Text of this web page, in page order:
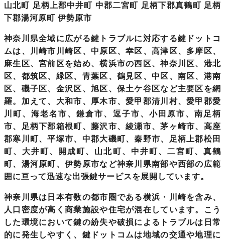
山北町 足柄上郡中井町 中郡二宮町 足柄下郡真鶴町 足柄
下郡湯河原町 伊勢原市
神奈川県全域に広がる鍵トラブルに対応する鍵ドットコ
ムは、川崎市川崎区、中原区、幸区、高津区、多摩区、
麻生区、宮前区を始め、横浜市の西区、神奈川区、港北
区、都筑区、緑区、青葉区、鶴見区、中区、南区、港南
区、磯子区、金沢区、旭区、保土ケ谷区など主要区を網
羅。加えて、大和市、厚木市、愛甲郡清川村、愛甲郡愛
川町、海老名市、鎌倉市、逗子市、小田原市、南足柄
市、足柄下郡箱根町、藤沢市、綾瀬市、茅ヶ崎市、高座
郡寒川町、平塚市、中郡大磯町、秦野市、足柄上郡松田
町、大井町、開成町、山北町、中井町、二宮町、真鶴
町、湯河原町、伊勢原市など神奈川県南部や西部の広範
囲に亘って迅速な出張鍵サービスを展開しています。
神奈川県は日本有数の都市圏である横浜・川崎を含み、
人口密度が高く商業施設や住宅が混在しています。こう
した環境において鍵の紛失や破損によるトラブルは日常
的に発生しやすく、鍵ドットコムは地域の交通や地理に